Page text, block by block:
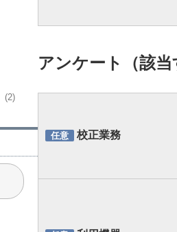
(2)
アンケート（該
任意 校正業務